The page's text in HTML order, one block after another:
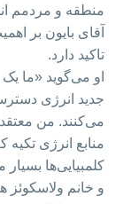
منطقه و مردمم
آقای بایون بر
تاکید دارد.
جدید انرژی
می‌کنند. من
منابع انرژی تکیه
کلمبیایی‌ها
و خانم ولاسکوئز